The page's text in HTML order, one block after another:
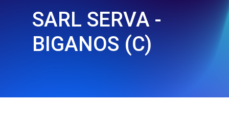
SARL SERVA -
BIGANOS (C)